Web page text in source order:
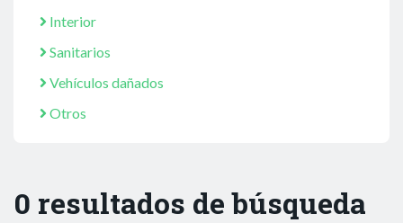
Interior
Sanitarios
Vehículos dañados
Otros
0 resultados de búsqueda